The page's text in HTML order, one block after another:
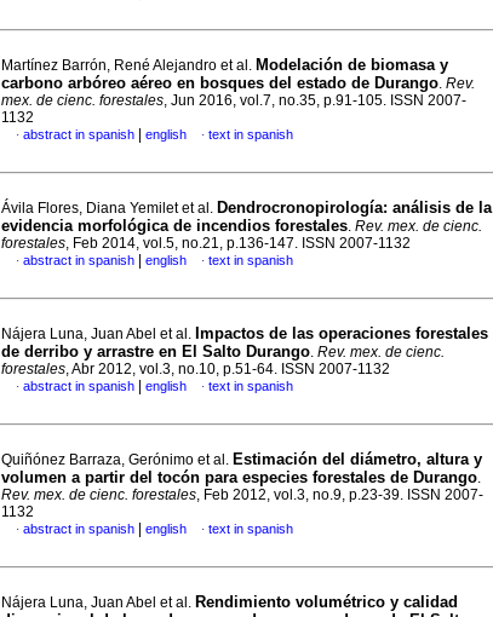
Martínez Barrón, René Alejandro et al. Modelación de biomasa y
carbono arbóreo aéreo en bosques del estado de Durango. Rev.
mex. de cienc. forestales, Jun 2016, vol.7, no.35, p.91-105. ISSN 2007-
1132
· abstract in spanish english · text in spanish
Ávila Flores, Diana Yemilet et al. Dendrocronopirología: análisis de la
evidencia morfológica de incendios forestales. Rev. mex. de cienc.
forestales, Feb 2014, vol.5, no.21, p.136-147. ISSN 2007-1132
· abstract in spanish english · text in spanish
Nájera Luna, Juan Abel et al. Impactos de las operaciones forestales
de derribo y arrastre en El Salto Durango. Rev. mex. de cienc.
forestales, Abr 2012, vol.3, no.10, p.51-64. ISSN 2007-1132
· abstract in spanish english · text in spanish
Quiñónez Barraza, Gerónimo et al. Estimación del diámetro, altura y
volumen a partir del tocón para especies forestales de Durango.
Rev. mex. de cienc. forestales, Feb 2012, vol.3, no.9, p.23-39. ISSN 2007-
1132
· abstract in spanish english · text in spanish
Nájera Luna, Juan Abel et al. Rendimiento volumétrico y calidad